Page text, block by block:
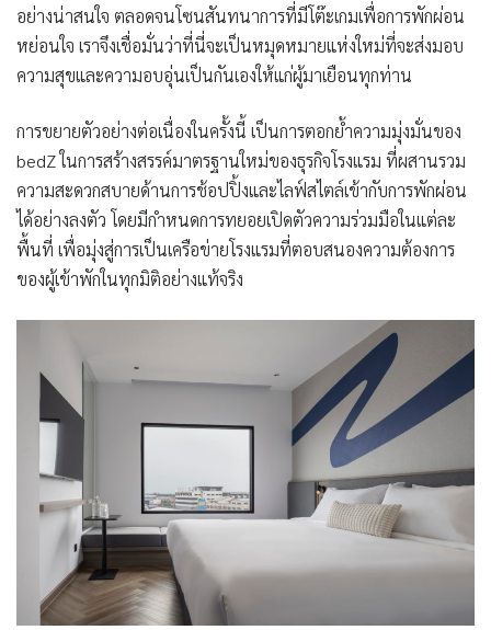
อย่างน่าสนใจ ตลอดจนโซนสันทนาการที่มีโต๊ะเกมเพื่อการพักผ่อน
หย่อนใจ เราจึงเชื่อมั่นว่าที่นี่จะเป็นหมุดหมายแห่งใหม่ที่จะส่งมอบ
ความสุขและความอบอุ่นเป็นกันเองให้แก่ผู้มาเยือนทุกท่าน
การขยายตัวอย่างต่อเนื่องในครั้งนี้ เป็นการตอกย้ำความมุ่งมั่นของ
bedZในการสร้างสรรค์มาตรฐานใหม่ของธุรกิจโรงแรม ที่ผสานรวม
ความสะดวกสบายด้านการช้อปปิ้งและไลฟ์สไตล์เข้ากับการพักผ่อน
ได้อย่างลงตัว โดยมีกำหนดการทยอยเปิดตัวความร่วมมือในแต่ละ
พื้นที่ เพื่อมุ่งสู่การเป็นเครือข่ายโรงแรมที่ตอบสนองความต้องการ
ของผู้เข้าพักในทุกมิติอย่างแท้จริง